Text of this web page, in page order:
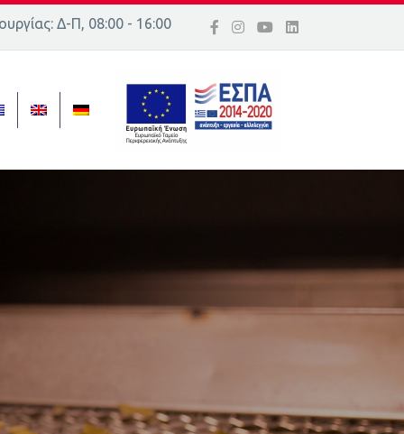
16, ΕλλάδαΔ-Π, 08:00 - 16:00